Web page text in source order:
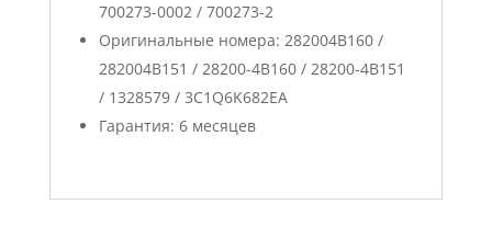
700273-0002 / 700273-2
Оригинальные номера: 282004B160 /
282004B151 / 28200-4B160 / 28200-4B151
/ 1328579 / 3C1Q6K682EA
Гарантия: 6 месяцев